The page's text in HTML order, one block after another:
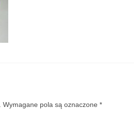
Wymagane pola są oznaczone *